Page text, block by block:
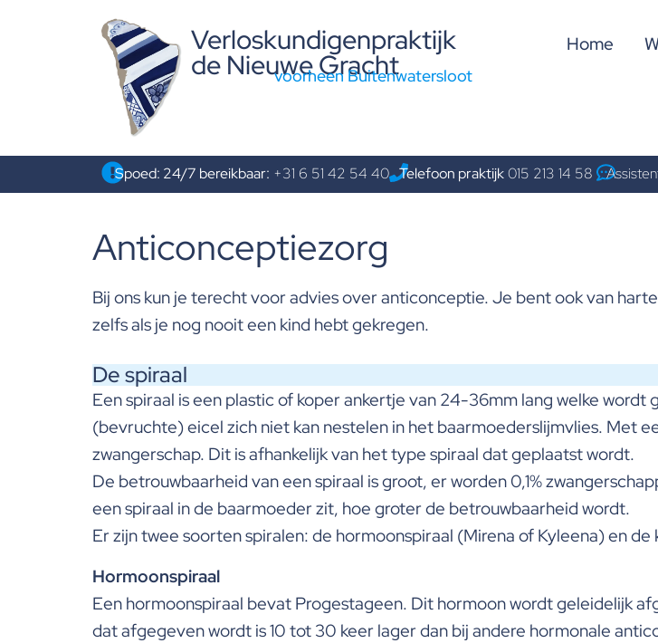
Verloskundigenpraktijk
de Nieuwe Gracht
voorheen Buitenwatersloot
Home
Spoed: 24/7 bereikbaar: +31 6 51 42 54 40 Telefoon praktijk015 213 14 58
Anticonceptiezorg
Bij ons kun je terecht voor advies over anticonceptie. Je bent ook van
zelfs als je nog nooit een kind hebt gekregen.
De spiraal
Een spiraal is een plastic of koper ankertje van 24-36mm lang welke
(bevruchte) eicel zich niet kan nestelen in het baarmoederslijmvlies. Met
zwangerschap. Dit is afhankelijk van het type spiraal dat geplaatst wordt.
De betrouwbaarheid van een spiraal is groot, er worden 0,1%
een spiraal in de baarmoeder zit, hoe groter de betrouwbaarheid wordt.
Er zijn twee soorten spiralen: de hormoonspiraal (Mirena of Kyleena) en de
Hormoonspiraal
Een hormoonspiraal bevat Progestageen. Dit hormoon wordt geleidelijk
dat afgegeven wordt is 10 tot 30 keer lager dan bij andere hormonale